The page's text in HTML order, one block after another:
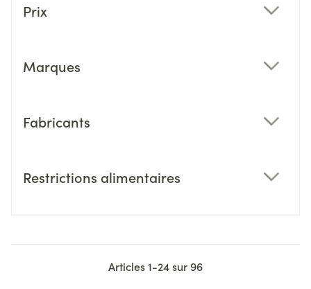
Prix
Marques
Fabricants
Restrictions alimentaires
Articles1-24sur96